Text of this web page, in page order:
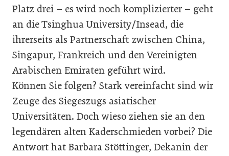
Platz drei – es wird noch komplizierter – geht
an die Tsinghua University/Insead, die
ihrerseits als Partnerschaft zwischen China,
Singapur, Frankreich und den Vereinigten
Arabischen Emiraten geführt wird.
Können Sie folgen? Stark vereinfacht sind wir
Zeuge des Siegeszugs asiatischer
Universitäten. Doch wieso ziehen sie an den
legendären alten Kaderschmieden vorbei? Die
Antwort hat Barbara Stöttinger, Dekanin der